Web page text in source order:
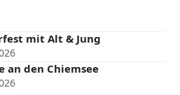
mit Alt & Jung
an den Chiemsee